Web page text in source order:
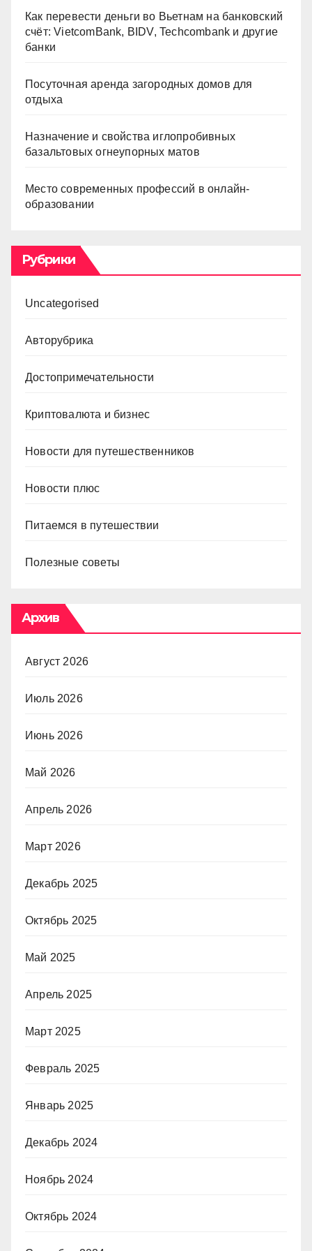
Как перевести деньги во Вьетнам на банковский
счёт: VietcomBank, BIDV, Techcombank и другие
банки
Посуточная аренда загородных домов для
отдыха
Назначение и свойства иглопробивных
базальтовых огнеупорных матов
Место современных профессий в онлайн-
образовании
Рубрики
Uncategorised
Авторубрика
Достопримечательности
Криптовалюта и бизнес
Новости для путешественников
Новости плюс
Питаемся в путешествии
Полезные советы
Архив
Август 2026
Июль 2026
Июнь 2026
Май 2026
Апрель 2026
Март 2026
Декабрь 2025
Октябрь 2025
Май 2025
Апрель 2025
Март 2025
Февраль 2025
Январь 2025
Декабрь 2024
Ноябрь 2024
Октябрь 2024